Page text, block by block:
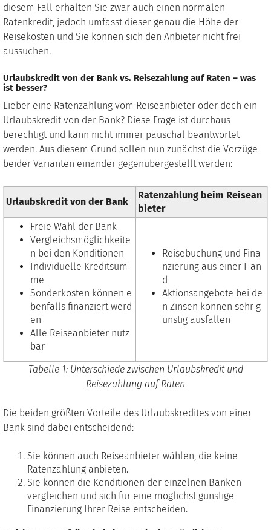
diesem Fall erhalten Sie zwar auch einen normalen
Ratenkredit, jedoch umfasst dieser genau die Höhe der
Reisekosten und Sie können sich den Anbieter nicht frei
aussuchen.
Urlaubskredit von der Bank vs. Reisezahlung auf Raten – was
ist besser?
Lieber eine Ratenzahlung vom Reiseanbieter oder doch ein
Urlaubskredit von der Bank? Diese Frage ist durchaus
berechtigt und kann nicht immer pauschal beantwortet
werden. Aus diesem Grund sollen nun zunächst die Vorzüge
beider Varianten einander gegenübergestellt werden:
Urlaubskredit von der Bank
Ratenzahlung beim Reisean
bieter
Freie Wahl der Bank
Vergleichsmöglichkeite
n bei den Konditionen
Individuelle Kreditsum
me
Sonderkosten können e
benfalls finanziert werd
en
Alle Reiseanbieter nutz
bar
Reisebuchung und Fina
nzierung aus einer Han
d
Aktionsangebote bei de
n Zinsen können sehr g
ünstig ausfallen
Tabelle 1: Unterschiede zwischen Urlaubskredit und
Reisezahlung auf Raten
Die beiden größten Vorteile des Urlaubskredites von einer
Bank sind dabei entscheidend:
Sie können auch Reiseanbieter wählen, die keine
Ratenzahlung anbieten.
Sie können die Konditionen der einzelnen Banken
vergleichen und sich für eine möglichst günstige
Finanzierung Ihrer Reise entscheiden.